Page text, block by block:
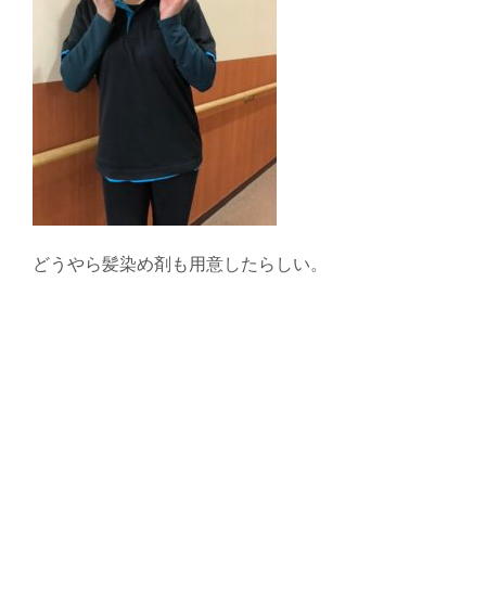
どうやら髪染め剤も用意したらしい。